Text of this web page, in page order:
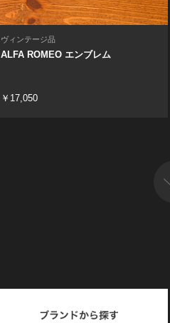
ヴィンテージ品
ALFA ROMEO エンブレム
￥17,050